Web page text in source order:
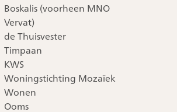
Boskalis (voorheen MNO
Vervat)
de Thuisvester
Timpaan
KWS
Woningstichting Mozaïek
Wonen
Ooms